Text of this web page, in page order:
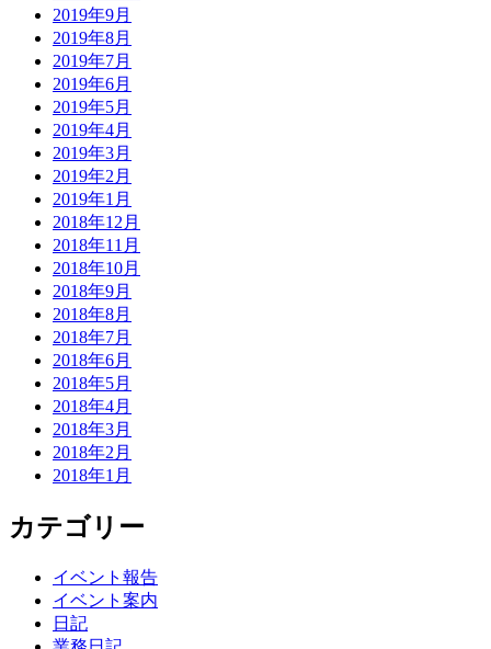
2019年9月
2019年8月
2019年7月
2019年6月
2019年5月
2019年4月
2019年3月
2019年2月
2019年1月
2018年12月
2018年11月
2018年10月
2018年9月
2018年8月
2018年7月
2018年6月
2018年5月
2018年4月
2018年3月
2018年2月
2018年1月
カテゴリー
イベント報告
イベント案内
日記